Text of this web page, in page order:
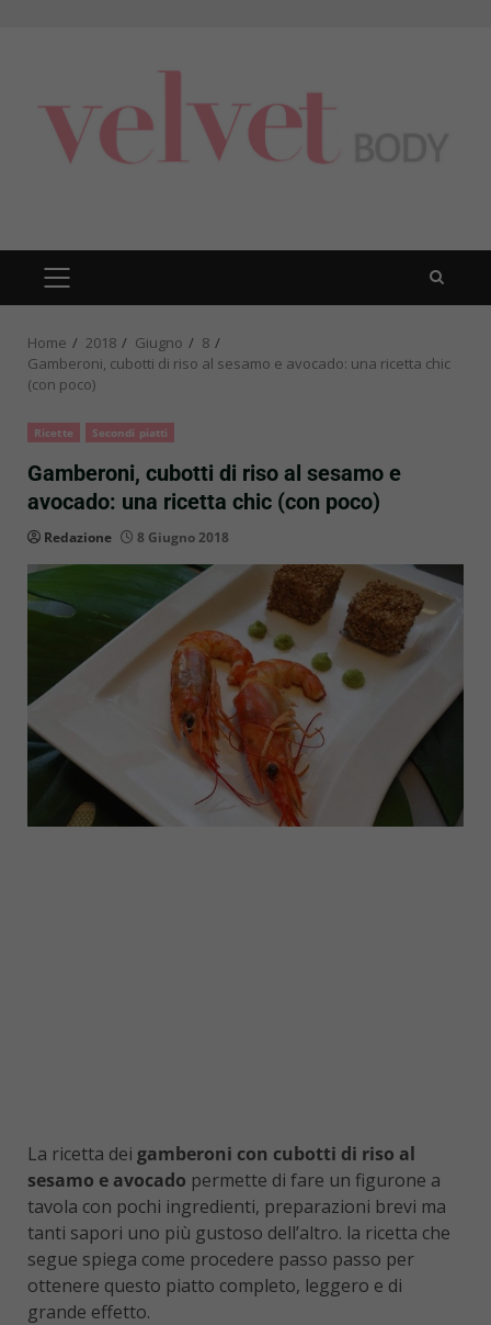
PRIMARY
MENU
Home 2018 Giugno
8
Gamberoni, cubotti di riso al sesamo e avocado: una ricetta chic
(con poco)
Ricette Secondi piatti
Gamberoni, cubotti di riso al sesamo e
avocado: una ricetta chic (con poco)
Redazione 8 Giugno 2018
La ricetta dei gamberoni con cubotti di riso al
sesamo e avocado permette di fare un figurone a
tavola con pochi ingredienti, preparazioni brevi ma
tanti sapori uno più gustoso dell’altro. la ricetta che
segue spiega come procedere passo passo per
ottenere questo piatto completo, leggero e di
grande effetto.